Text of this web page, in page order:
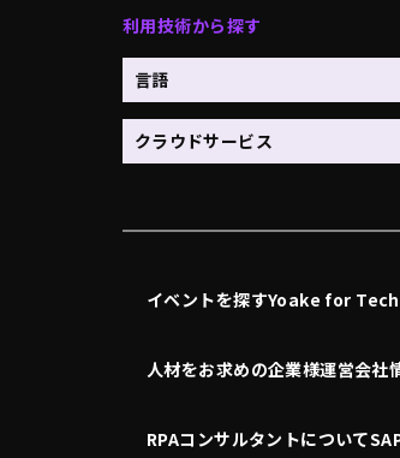
利用技術から探す
言語
クラウドサービス
イベントを探すYoake for
人材をお求めの企業様運営会社
RPAコンサルタントについて